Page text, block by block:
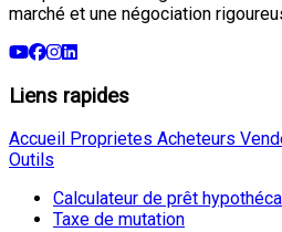
marché et une négociation
Liens rapides
Accueil Proprietes Acheteurs
Outils
Calculateur de prêt
Taxe de mutation